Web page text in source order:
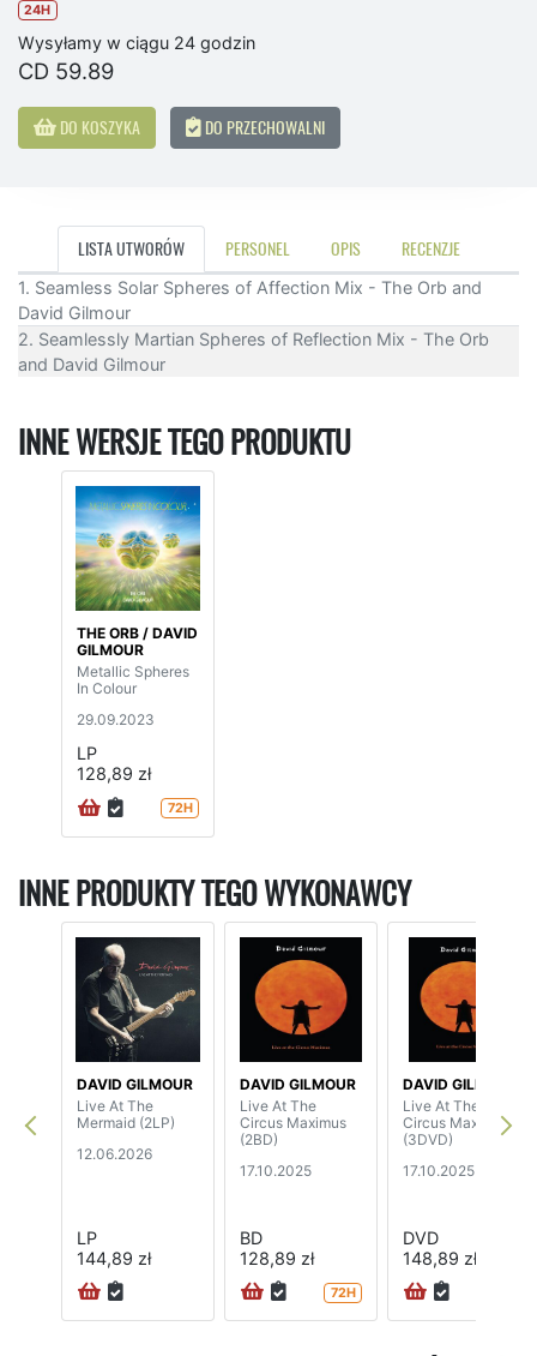
24H
Wysyłamy w ciągu 24 godzin
CD 59.89
DO KOSZYKA DO PRZECHOWALNI
LISTA UTWORÓW PERSONEL OPIS RECENZJE
1. Seamless Solar Spheres of Affection Mix - The Orb and
David Gilmour
2. Seamlessly Martian Spheres of Reflection Mix - The Orb
and David Gilmour
INNE WERSJE TEGO PRODUKTU
THE ORB / DAVID
GILMOUR
Metallic Spheres
In Colour
29.09.2023
LP
128,89 zł
72H
INNE PRODUKTY TEGO WYKONAWCY
DAVID GILMOUR
Live At The
Mermaid (2LP)
12.06.2026
LP
144,89 zł
DAVID GILMOUR
Live At The
Circus Maximus
(2BD)
17.10.2025
BD
128,89 zł
72H
DAVID GILMOUR
Live At The
Circus Maximus
(3DVD)
17.10.2025
DVD
148,89 zł